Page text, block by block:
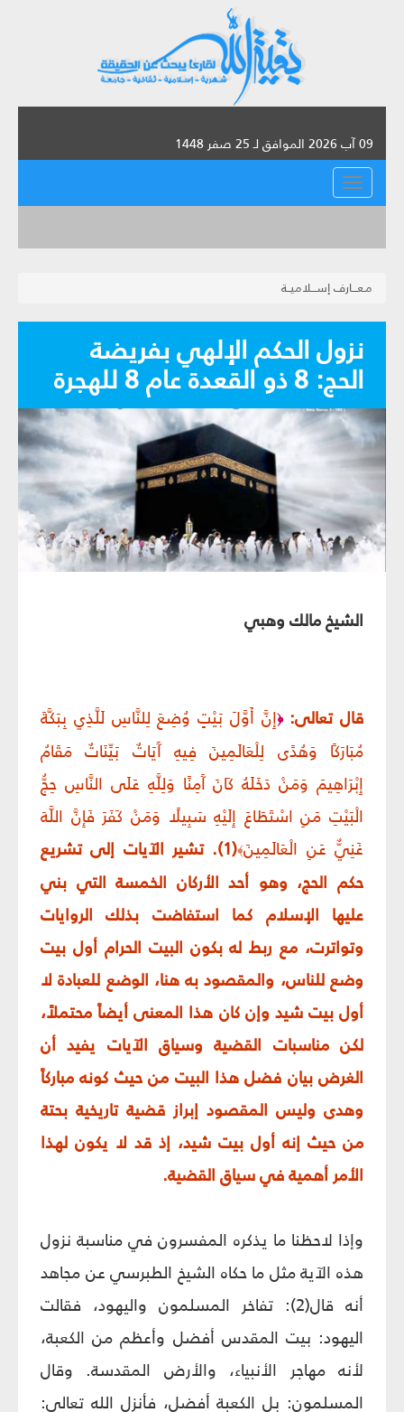
09 آب 2026 الموافق لـ 25 صفر 1448
القائمة
مـعـــارف إســـلاميــة
نزول الحكم الإلهي بفريضة
الحج‏: 8 ذو القعدة عام 8 للهجرة
الشيخ مالك وهبي‏
قال تعالى:﴿إِنَّ أَوَّلَ بَيْتٍ وُضِعَ لِلنَّاسِ لَلَّذِي بِبَكَّةَ
مُبَارَكًا وَهُدًى لِلْعَالَمِينَ فِيهِ آَيَاتٌ بَيِّنَاتٌ مَقَامُ
إِبْرَاهِيمَ وَمَنْ دَخَلَهُ كَانَ آَمِنًا وَلِلَّهِ عَلَى النَّاسِ حِجُّ
الْبَيْتِ مَنِ اسْتَطَاعَ إِلَيْهِ سَبِيلًا وَمَنْ كَفَرَ فَإِنَّ اللَّهَ
غَنِيٌّ عَنِ الْعَالَمِينَ﴾
(1). تشير الآيات إلى تشريع
حكم الحج، وهو أحد الأركان الخمسة التي بني
عليها الإسلام كما استفاضت بذلك الروايات
وتواترت، مع ربط له بكون البيت الحرام أول بيت
وضع للناس، والمقصود به هنا، الوضع للعبادة لا
أول بيت شيد وإن كان هذا المعنى أيضاً محتملاً،
لكن مناسبات القضية وسياق الآيات يفيد أن
الغرض بيان فضل هذا البيت من حيث كونه مباركاً
وهدى وليس المقصود إبراز قضية تاريخية بحتة
من حيث إنه أول بيت شيد، إذ قد لا يكون لهذا
الأمر أهمية في سياق القضية.
وإذا لاحظنا ما يذكره المفسرون في مناسبة نزول
هذه الآية مثل ما حكاه الشيخ الطبرسي عن مجاهد
أنه قال(2): تفاخر المسلمون واليهود، فقالت
اليهود: بيت المقدس أفضل وأعظم من الكعبة،
لأنه مهاجر الأنبياء، والأرض المقدسة. وقال
المسلمون: بل الكعبة أفضل، فأنزل الله تعالى: